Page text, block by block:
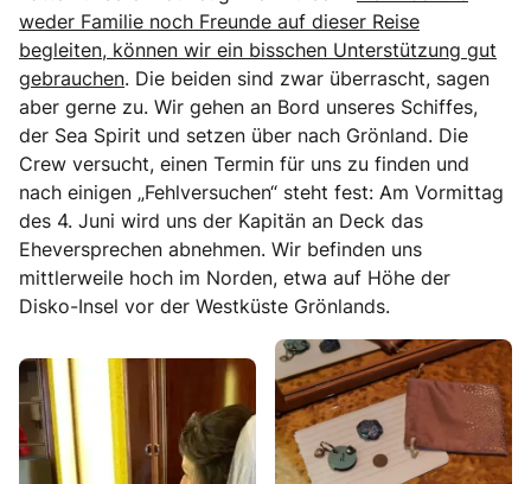
weder Familie noch Freunde auf dieser Reise
begleiten, können wir ein bisschen Unterstützung gut
gebrauchen. Die beiden sind zwar überrascht, sagen
aber gerne zu. Wir gehen an Bord unseres Schiffes,
der Sea Spirit und setzen über nach Grönland. Die
Crew versucht, einen Termin für uns zu finden und
nach einigen „Fehlversuchen“ steht fest: Am Vormittag
des 4. Juni wird uns der Kapitän an Deck das
Eheversprechen abnehmen. Wir befinden uns
mittlerweile hoch im Norden, etwa auf Höhe der
Disko-Insel vor der Westküste Grönlands.